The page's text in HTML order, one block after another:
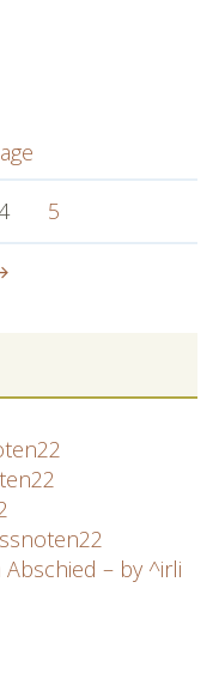
Page
5
– by ^irli